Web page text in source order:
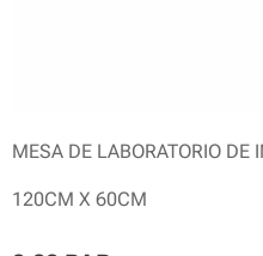
MESA DE LABORATORIO DE
120CM X 60CM